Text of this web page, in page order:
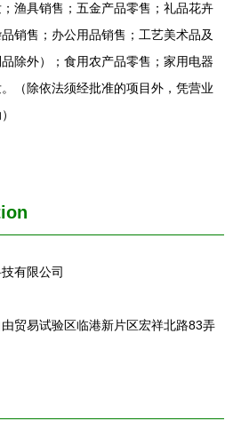
渔具销售；五金产品零售；礼品花卉
销售；办公用品销售；工艺美术品及
除外）；食用农产品零售；家用电器
（除依法须经批准的项目外，凭营业
有限公司
贸易试验区临港新片区宏祥北路83弄